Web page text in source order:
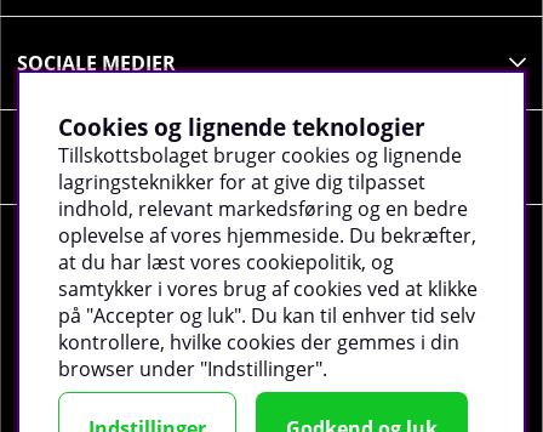
SOCIALE MEDIER
VIRKSOMHEDSOPLYSNINGER
©2026 tillskottsbolaget.dk. Vi bruger cookies -Læs
mere.
Cookies og lignende teknologier
Tillskottsbolaget bruger cookies og lignende
lagringsteknikker for at give dig tilpasset
indhold, relevant markedsføring og en bedre
oplevelse af vores hjemmeside. Du bekræfter,
at du har læst vores cookiepolitik, og
samtykker i vores brug af cookies ved at klikke
på "Accepter og luk". Du kan til enhver tid selv
kontrollere, hvilke cookies der gemmes i din
browser under "Indstillinger".